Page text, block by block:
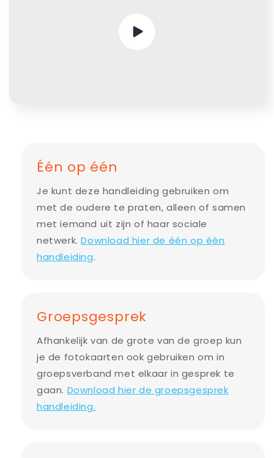
Één op één
Je kunt deze handleiding gebruiken om
met de oudere te praten, alleen of samen
met iemand uit zijn of haar sociale
netwerk.Download hier de één op één
handleiding.
Groepsgesprek
Afhankelijk van de grote van de groep kun
je de fotokaarten ook gebruiken om in
groepsverband met elkaar in gesprek te
gaan. Download hier de groepsgesprek
handleiding.